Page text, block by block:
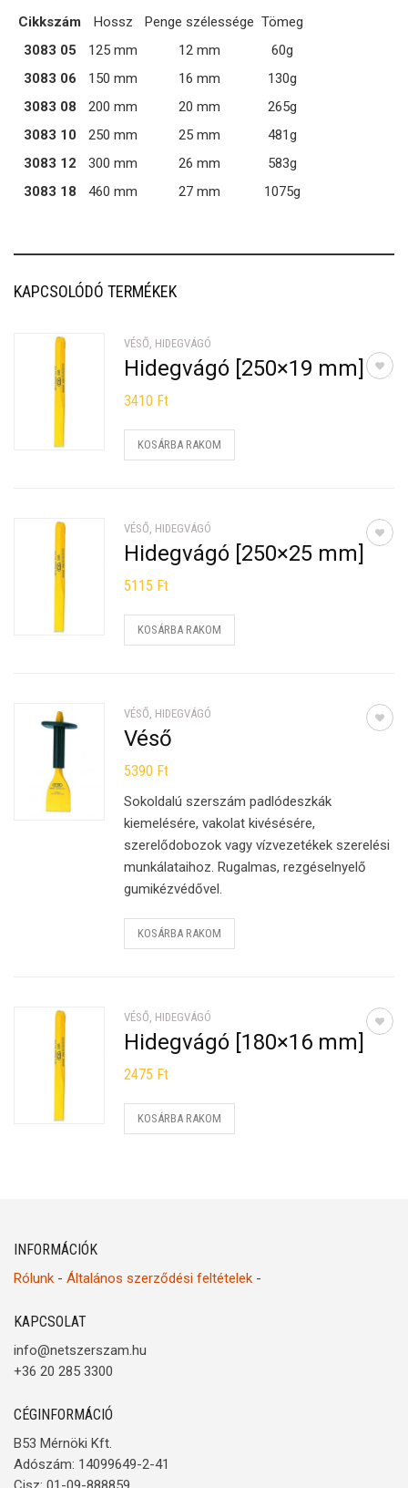
Cikkszám
Hossz Penge szélessége Tömeg
3083 05
125 mm 12 mm
60g
3083 06
150 mm 16 mm
130g
3083 08
200 mm 20 mm
265g
3083 10
250 mm 25 mm
481g
3083 12
300 mm 26 mm
583g
3083 18
460 mm 27 mm 1075g
KAPCSOLÓDÓ TERMÉKEK
VÉSŐ, HIDEGVÁGÓ
Hidegvágó [250×19 mm]
3410 Ft
KOSÁRBA RAKOM
VÉSŐ, HIDEGVÁGÓ
Hidegvágó [250×25 mm]
5115 Ft
KOSÁRBA RAKOM
VÉSŐ, HIDEGVÁGÓ
Véső
5390 Ft
Sokoldalú szerszám padlódeszkák
kiemelésére, vakolat kivésésére,
szerelődobozok vagy vízvezetékek szerelési
munkálataihoz. Rugalmas, rezgéselnyelő
gumikézvédővel.
KOSÁRBA RAKOM
VÉSŐ, HIDEGVÁGÓ
Hidegvágó [180×16 mm]
2475 Ft
KOSÁRBA RAKOM
INFORMÁCIÓK
Rólunk - Általános szerződési feltételek -
KAPCSOLAT
info@netszerszam.hu
+36 20 285 3300
CÉGINFORMÁCIÓ
B53 Mérnöki Kft.
Adószám: 14099649-2-41